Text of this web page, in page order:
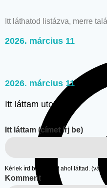
Itt láthatod listázva, merre
2026. március 11
2026. március 11
Itt láttam utoljára
Itt láttam (címet írj be)
Kérlek írd be a címet ahol láttad.
Komment